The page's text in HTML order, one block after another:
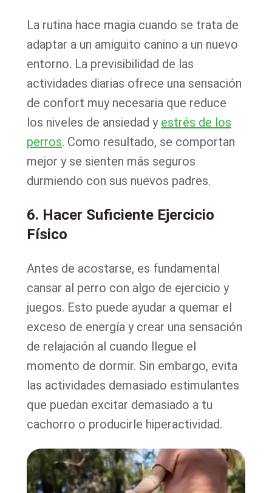
La rutina hace magia cuando se trata de
adaptar a un amiguito canino a un nuevo
entorno. La previsibilidad de las
actividades diarias ofrece una sensación
de confort muy necesaria que reduce
los niveles de ansiedad y estrés de los
perros. Como resultado, se comportan
mejor y se sienten más seguros
durmiendo con sus nuevos padres.
6. Hacer Suficiente Ejercicio
Físico
Antes de acostarse, es fundamental
cansar al perro con algo de ejercicio y
juegos. Esto puede ayudar a quemar el
exceso de energía y crear una sensación
de relajación al cuando llegue el
momento de dormir. Sin embargo, evita
las actividades demasiado estimulantes
que puedan excitar demasiado a tu
cachorro o producirle hiperactividad.